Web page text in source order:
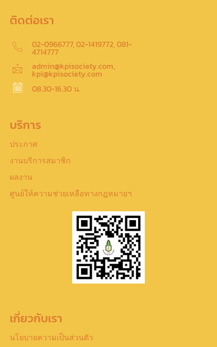
ติดต่อเรา
02-0966777, 02-1419772, 081-
4714777
admin@kpisociety.com,
kpi@kpisociety.com
08.30-16.30 น.
บริการ
ประกาศ
งานบริการสมาชิก
ผลงาน
ศูนย์ให้ความช่วยเหลือทางกฎหมายฯ
เกี่ยวกับเรา
นโยบายความเป็นส่วนตัว